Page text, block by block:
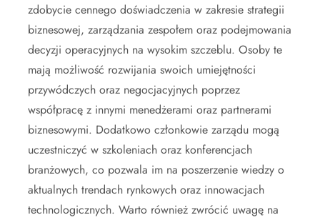
zdobycie cennego doświadczenia w zakresie strategii
biznesowej, zarządzania zespołem oraz podejmowania
decyzji operacyjnych na wysokim szczeblu. Osoby te
mają możliwość rozwijania swoich umiejętności
przywódczych oraz negocjacyjnych poprzez
współpracę z innymi menedżerami oraz partnerami
biznesowymi. Dodatkowo członkowie zarządu mogą
uczestniczyć w szkoleniach oraz konferencjach
branżowych, co pozwala im na poszerzenie wiedzy o
aktualnych trendach rynkowych oraz innowacjach
technologicznych. Warto również zwrócić uwagę na